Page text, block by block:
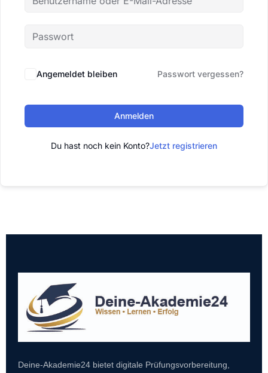
Angemeldet bleiben Passwort vergessen?
Anmelden
Du hast noch kein Konto?Jetzt registrieren
Deine-Akademie24 bietet digitale Prüfungsvorbereitung,